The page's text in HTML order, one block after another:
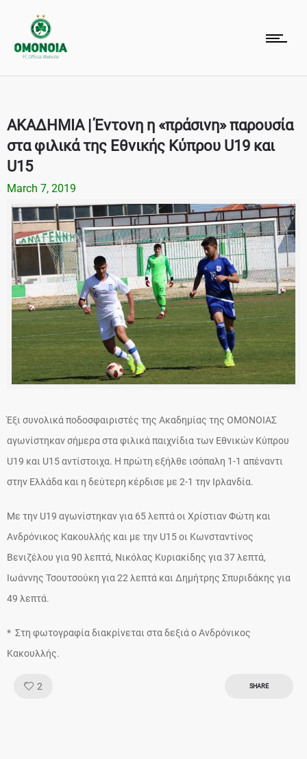
ΑΚΑΔΗΜΙΑ | Έντονη η «πράσινη» παρουσία
στα φιλικά της Εθνικής Κύπρου U19 και
U15
March 7, 2019
Έξι συνολικά ποδοσφαιριστές της Ακαδημίας της ΟΜΟΝΟΙΑΣ
αγωνίστηκαν σήμερα στα φιλικά παιχνίδια των Εθνικών Κύπρου
U19 και U15 αντίστοιχα. Η πρώτη εξήλθε ισόπαλη 1-1 απέναντι
στην Ελλάδα και η δεύτερη κέρδισε με 2-1 την Ιρλανδία.
Με την U19 αγωνίστηκαν για 65 λεπτά οι Χρίστιαν Φώτη και
Ανδρόνικος Κακουλλής και με την U15 οι Κωνσταντίνος
Βενιζέλου για 90 λεπτά, Νικόλας Κυριακίδης για 37 λεπτά,
Ιωάννης Τσουτσούκη για 22 λεπτά και Δημήτρης Σπυριδάκης για
49 λεπτά.
* Στη φωτογραφία διακρίνεται στα δεξιά ο Ανδρόνικος
Κακουλλής.
2 SHARE